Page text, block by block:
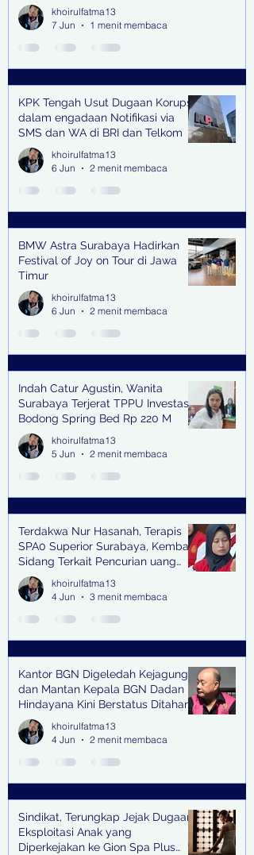
Terhormat
khoirulfatma13
7 Jun
1 menit membaca
KPK Tengah Usut Dugaan Korupsi
dalam engadaan Notifikasi via
SMS dan WA di BRI dan Telkom
khoirulfatma13
6 Jun
2 menit membaca
BMW Astra Surabaya Hadirkan
Festival of Joy on Tour di Jawa
Timur
khoirulfatma13
6 Jun
2 menit membaca
Indah Catur Agustin, Wanita
Surabaya Terjerat TPPU Investasi
Bodong Spring Bed Rp 220 M
khoirulfatma13
5 Jun
2 menit membaca
Terdakwa Nur Hasanah, Terapis
SPA0 Superior Surabaya, Kembali
Sidang Terkait Pencurian uang
senilai Rp1,285 M di PN Surabaya
khoirulfatma13
4 Jun
3 menit membaca
Kantor BGN Digeledah Kejagung
dan Mantan Kepala BGN Dadan
Hindayana Kini Berstatus Ditahan
khoirulfatma13
4 Jun
2 menit membaca
Sindikat, Terungkap Jejak Dugaan
Eksploitasi Anak yang
Diperkejakan ke Gion Spa Plus